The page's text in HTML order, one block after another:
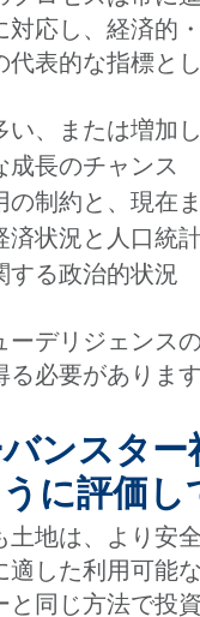
対応し、経済的
表的な指標と
い、または増加
成長のチャンス
の制約と、現在
済状況と人口統
する政治的状況
ーデリジェンス
必要があります
ンスタ
に評価し
土地は、より安
適した利用可能
と同じ方法で投